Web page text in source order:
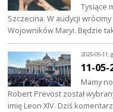
Tysiące
Szczecina. W audycji
Wojowników Maryi. Będzie
2025-05-11,
11-
Mamy
Robert Prevost został
imię Leon XIV. Dziś